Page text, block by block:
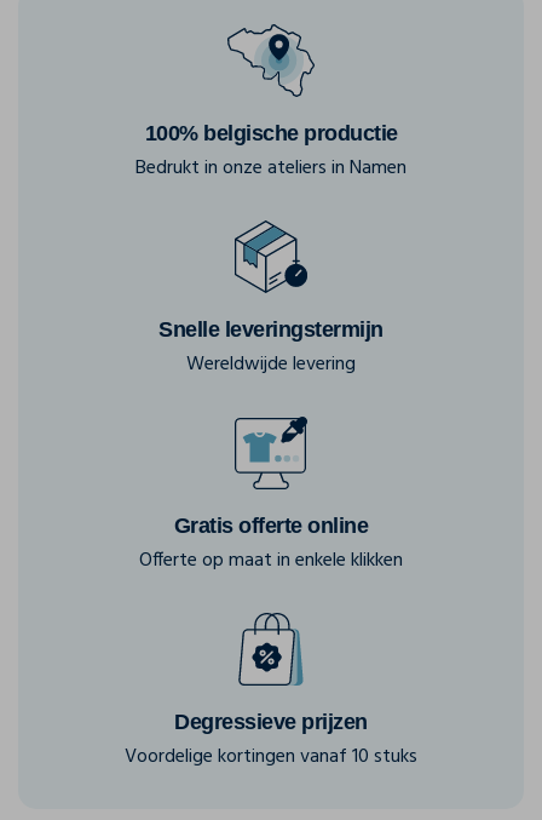
100% belgische productie
Bedrukt in onze ateliers in Namen
Snelle leveringstermijn
Wereldwijde levering
Gratis offerte online
Offerte op maat in enkele klikken
Degressieve prijzen
Voordelige kortingen vanaf 10 stuks